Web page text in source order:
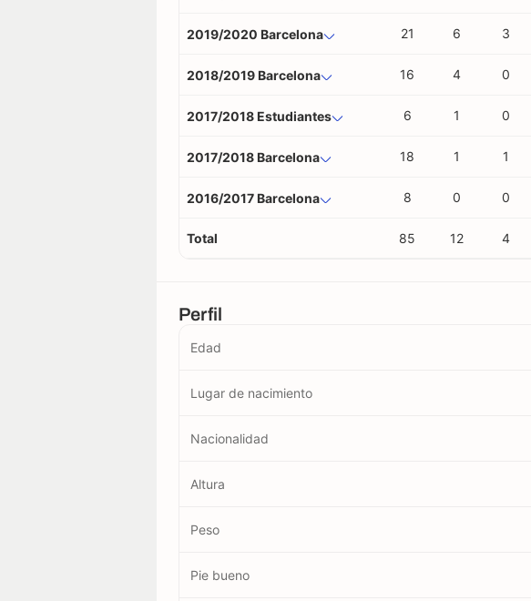
2019/2020 Barcelona 21 6 3
2018/2019 Barcelona 16 4 0
2017/2018 Estudiantes 6 1 0
2017/2018 Barcelona 18 1 1
2016/2017 Barcelona 8 0 0
Total 85 12 4
Perfil
Edad
Lugar de nacimiento
Nacionalidad
Altura
Peso
Pie bueno